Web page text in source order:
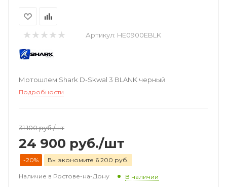
Артикул: HE0900EBLK
Мотошлем Shark D-Skwal 3 BLANK черный
Подробности
31 100руб./шт
24 900 руб./шт
-20% Вы экономите 6 200 руб.
Наличие в Ростове-на-Дону В наличии